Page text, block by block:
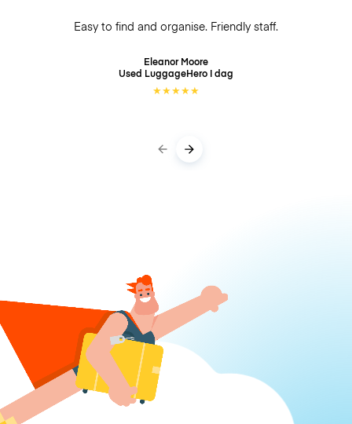
Easy to find and organise. Friendly staff.
Eleanor Moore
Used LuggageHero I dag
★★★★★